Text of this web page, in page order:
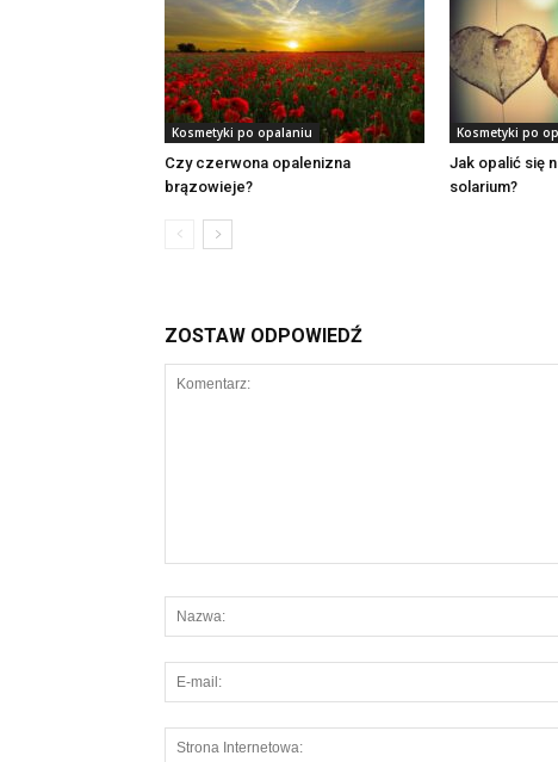
Kosmetyki po opalaniu
Czy czerwona opalenizna
brązowieje?
Kosmetyki po
Jak opalić się
solarium?
ZOSTAW ODPOWIEDŹ